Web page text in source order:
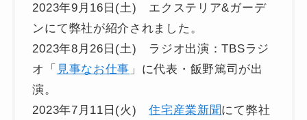
2023年9月16日(土) エクステリア&ガーデ
ンにて弊社が紹介されました。
2023年8月26日(土) ラジオ出演：TBSラジ
オ「 見事なお仕事 」に代表・飯野篤司が出
演。
2023年7月11日(火)住宅産業新聞にて弊社